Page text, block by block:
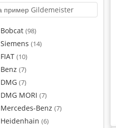
Bobcat (98)
Siemens (14)
FIAT (10)
Benz (7)
DMG (7)
DMG MORI (7)
Mercedes-Benz (7)
Heidenhain (6)